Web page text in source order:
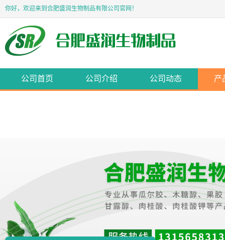
你好，欢迎来到合肥盛润生物制品有限公司官网！
公司首页 公司介绍 公司动态 产